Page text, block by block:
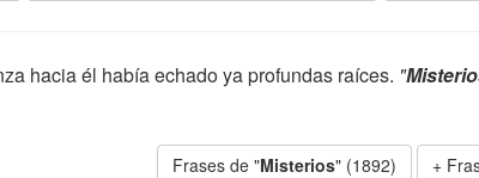
hacia él había echado ya profundas raíces. "
Frases de "Misterios" (1892)